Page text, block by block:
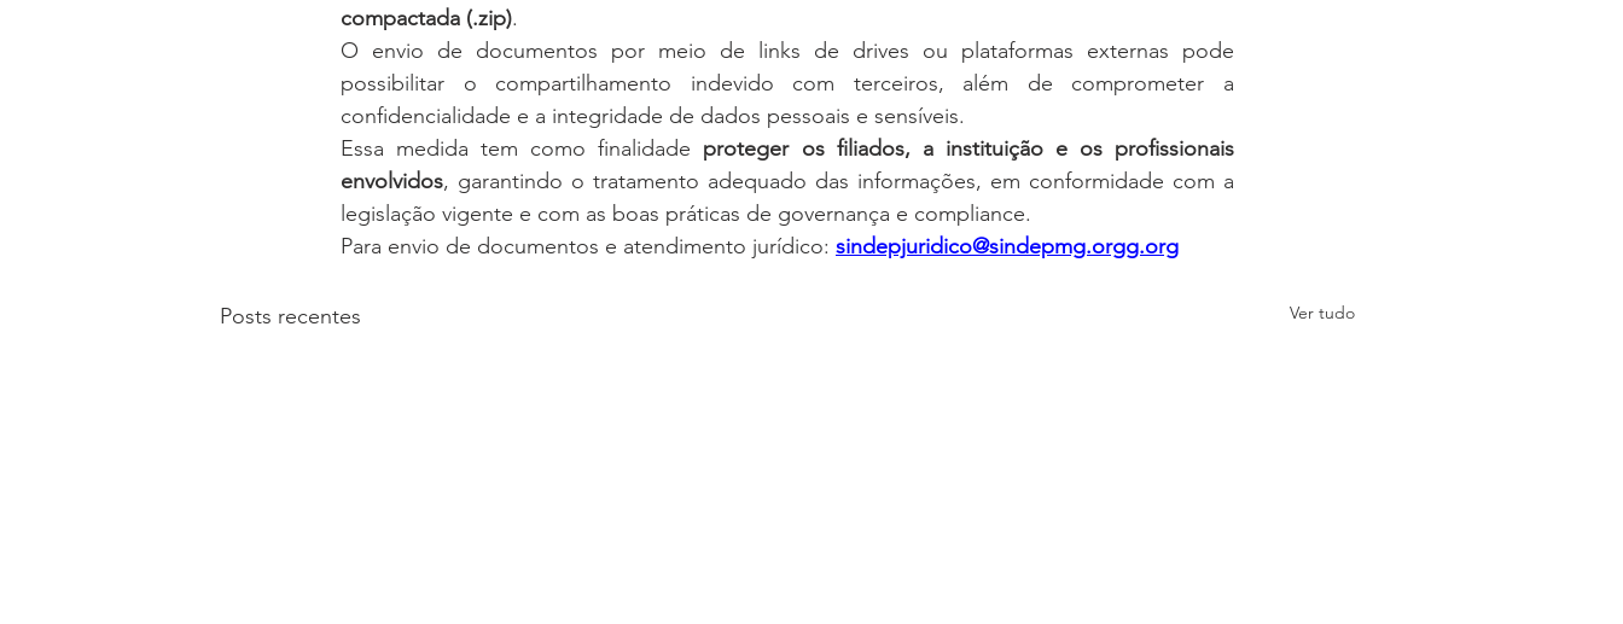
compactada (.zip).
O envio de documentos por meio de links de drives ou plataformas externas pode
possibilitar o compartilhamento indevido com terceiros, além de comprometer a
confidencialidade e a integridade de dados pessoais e sensíveis.
Essa medida tem como finalidade proteger os filiados, a instituição e os profissionais
envolvidos, garantindo o tratamento adequado das informações, em conformidade com a
legislação vigente e com as boas práticas de governança e compliance.
Para envio de documentos e atendimento jurídico: sindepjuridico@sindepmg.orgg.org
Posts recentes Ver tudo